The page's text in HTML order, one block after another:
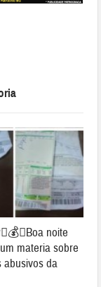
noite
materia sobre
abusivos da